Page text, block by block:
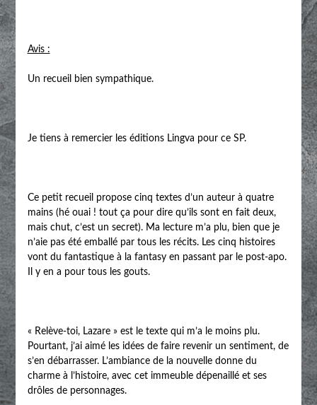
Avis :
Un recueil bien sympathique.
Je tiens à remercier les éditions Lingva pour ce SP.
Ce petit recueil propose cinq textes d’un auteur à quatre
mains (hé ouai ! tout ça pour dire qu’ils sont en fait deux,
mais chut, c’est un secret). Ma lecture m’a plu, bien que je
n’aie pas été emballé par tous les récits. Les cinq histoires
vont du fantastique à la fantasy en passant par le post-apo.
Il y en a pour tous les gouts.
« Relève-toi, Lazare » est le texte qui m’a le moins plu.
Pourtant, j’ai aimé les idées de faire revenir un sentiment, de
s’en débarrasser. L’ambiance de la nouvelle donne du
charme à l’histoire, avec cet immeuble dépenaillé et ses
drôles de personnages.